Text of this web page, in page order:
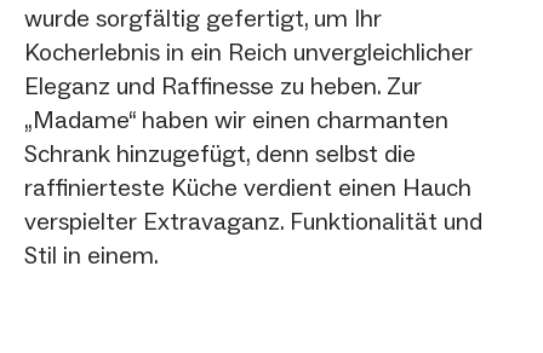
wurde sorgfältig gefertigt, um Ihr
Kocherlebnis in ein Reich unvergleichlicher
Eleganz und Raffinesse zu heben. Zur
„Madame“ ​​haben wir einen charmanten
Schrank hinzugefügt, denn selbst die
raffinierteste Küche verdient einen Hauch
verspielter Extravaganz. Funktionalität und
Stil in einem.